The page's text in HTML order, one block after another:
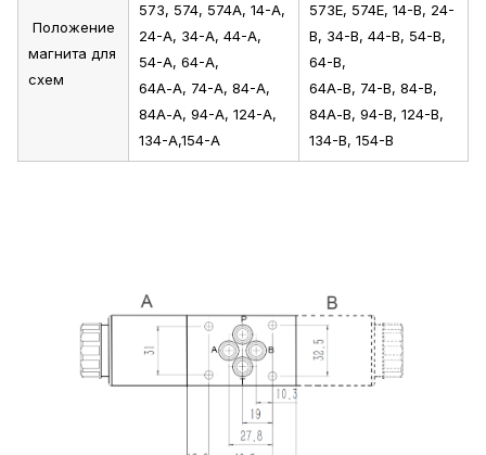
Положение
магнита для
схем
573, 574, 574А, 14-А,
24-А, 34-А, 44-А,
54-А, 64-А,
64А-А, 74-А, 84-А,
84А-А, 94-А, 124-А,
134-А,154-А
573Е, 574Е, 14-В, 24-
В, 34-В, 44-В, 54-В,
64-В,
64А-В, 74-В, 84-В,
84А-В, 94-В, 124-В,
134-В, 154-В